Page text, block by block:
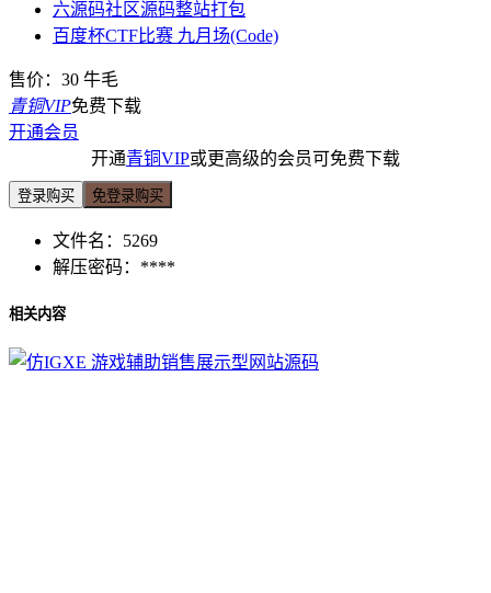
六源码社区源码整站打包
百度杯CTF比赛 九月场(Code)
售价： 30 牛毛
青铜VIP免费下载
开通会员
开通青铜VIP或更高级的会员可免费下载
登录购买 免登录购买
文件名： 5269
解压密码： ****
相关内容